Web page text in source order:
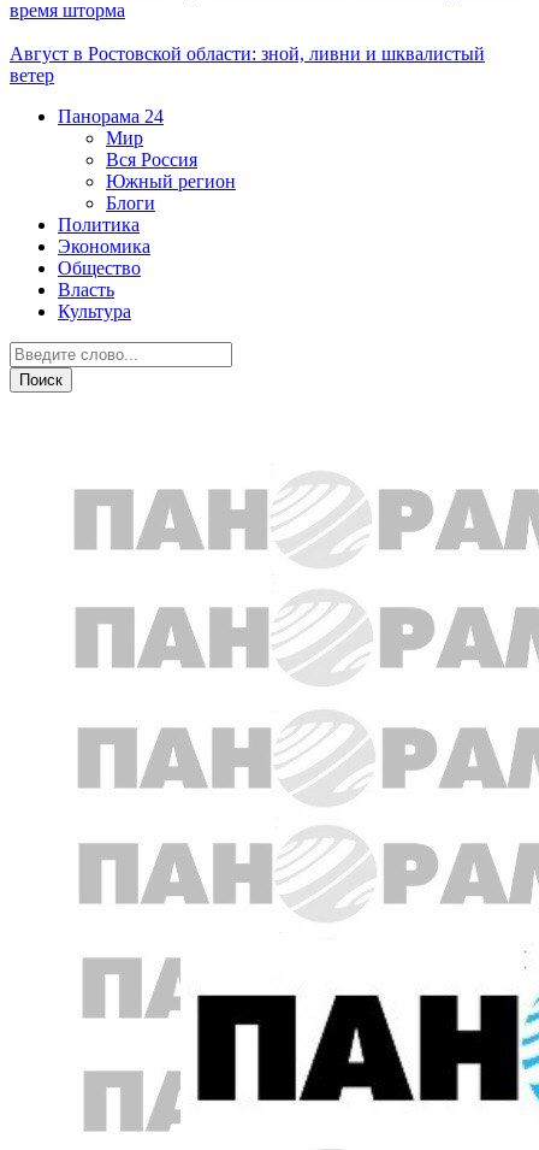
время шторма
Август в Ростовской области: зной, ливни и шквалистый
ветер
Панорама 24
Мир
Вся Россия
Южный регион
Блоги
Политика
Экономика
Общество
Власть
Культура